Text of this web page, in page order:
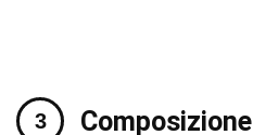
Composizione